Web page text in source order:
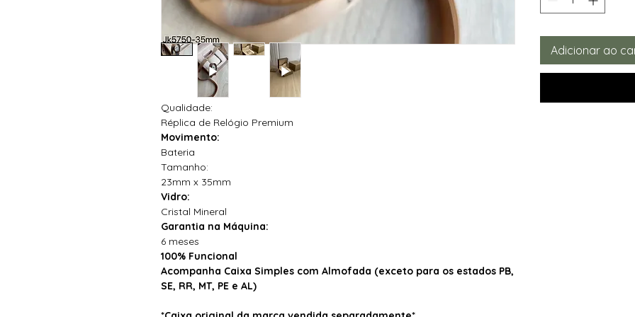
Qualidade:
Réplica de Relógio Premium
Movimento:
Bateria
Tamanho:
23mm x 35mm
Vidro:
Cristal Mineral
Garantia na Máquina:
6 meses
100% Funcional
Acompanha Caixa Simples com Almofada (exceto para os estados PB,
SE, RR, MT, PE e AL)
Adicionar ao